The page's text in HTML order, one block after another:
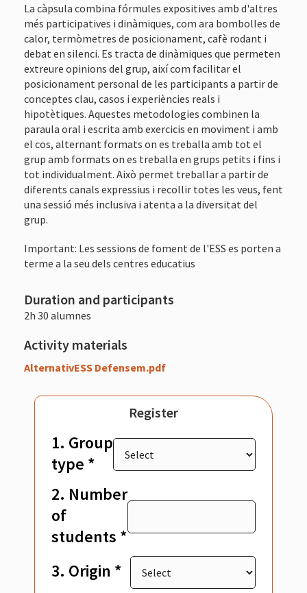
La càpsula combina fórmules expositives amb d'altres
més participatives i dinàmiques, com ara bombolles de
calor, termòmetres de posicionament, cafè rodant i
debat en silenci. Es tracta de dinàmiques que permeten
extreure opinions del grup, així com facilitar el
posicionament personal de les participants a partir de
conceptes clau, casos i experiències reals i
hipotètiques. Aquestes metodologies combinen la
paraula oral i escrita amb exercicis en moviment i amb
el cos, alternant formats on es treballa amb tot el
grup amb formats on es treballa en grups petits i fins i
tot individualment. Això permet treballar a partir de
diferents canals expressius i recollir totes les veus, fent
una sessió més inclusiva i atenta a la diversitat del
grup.
Important: Les sessions de foment de l'ESS es porten a
terme a la seu dels centres educatius
Duration and participants
2h 30 alumnes
Activity materials
AlternativESS Defensem.pdf
Register
1. Group
type *
2. Number
of
students *
3. Origin *